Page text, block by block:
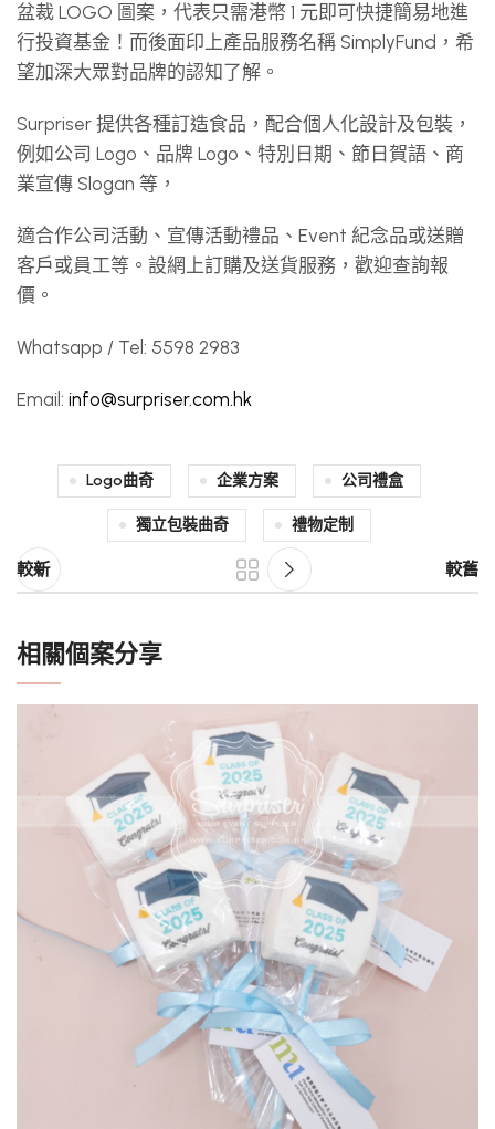
盆裁 LOGO 圖案，代表只需港幣 1 元即可快捷簡易地進
行投資基金！而後面印上產品服務名稱 SimplyFund，希
望加深大眾對品牌的認知了解。
Surpriser 提供各種訂造食品，配合個人化設計及包裝，
例如公司 Logo、品牌 Logo、特別日期、節日賀語、商
業宣傳 Slogan 等，
適合作公司活動、宣傳活動禮品、Event 紀念品或送贈
客戶或員工等。設網上訂購及送貨服務，歡迎查詢報
價。
Whatsapp / Tel: 5598 2983
Email: info@surpriser.com.hk
Logo曲奇 企業方案 公司禮盒
獨立包裝曲奇 禮物定制
較新 較舊
相關個案分享